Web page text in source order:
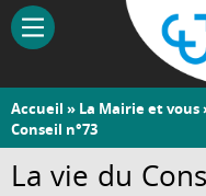
Vous
êtes
ici
Accueil » La Mairie et vous
Conseil n°73
La vie du